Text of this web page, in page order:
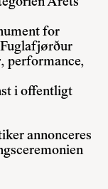
for
Fuglafjørður
, performance,
i offentligt
annonceres